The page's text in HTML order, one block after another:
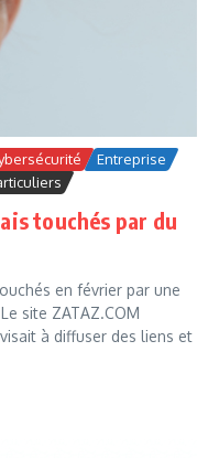
Entreprise
touchés par du
en février par une
site ZATAZ.COM
à diffuser des liens et